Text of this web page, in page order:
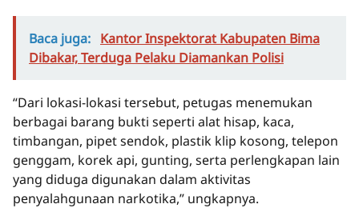
Baca juga: Kantor Inspektorat Kabupaten Bima
Dibakar, Terduga Pelaku Diamankan Polisi
“Dari lokasi-lokasi tersebut, petugas menemukan
berbagai barang bukti seperti alat hisap, kaca,
timbangan, pipet sendok, plastik klip kosong, telepon
genggam, korek api, gunting, serta perlengkapan lain
yang diduga digunakan dalam aktivitas
penyalahgunaan narkotika,” ungkapnya.